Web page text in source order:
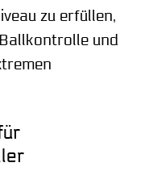
zu erfüllen,
und